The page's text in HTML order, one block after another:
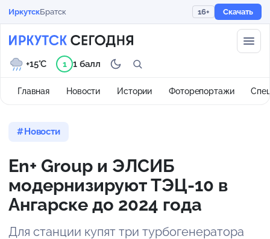
ИркутскБратск 16+ Скачать
Главная Новости Истории Фоторепортажи
+15°C 1 1 балл
Новости
En+ Group и ЭЛСИБ
модернизируют ТЭЦ-10 в
Ангарске до 2024 года
Для станции купят три турбогенератора